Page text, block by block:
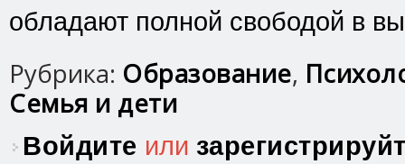
обладают полной свободой в
Рубрика: Образование,
Семья и дети
Войдите или